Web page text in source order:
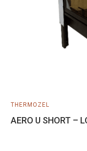
THERMOZEL
AERO U SHORT –